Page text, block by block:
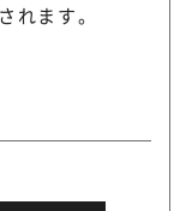
れます。